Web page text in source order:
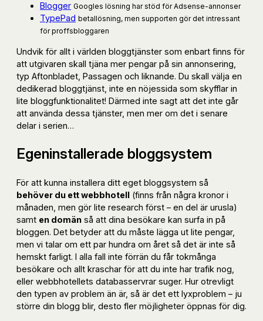
Blogger Googles lösning har stöd för Adsense-annonser
TypePad betallösning, men supporten gör det intressant
för proffsbloggaren
Undvik för allt i världen bloggtjänster som enbart finns för
att utgivaren skall tjäna mer pengar på sin annonsering,
typ Aftonbladet, Passagen och liknande. Du skall välja en
dedikerad bloggtjänst, inte en nöjessida som skyfflar in
lite bloggfunktionalitet! Därmed inte sagt att det inte går
att använda dessa tjänster, men mer om det i senare
delar i serien…
Egeninstallerade bloggsystem
För att kunna installera ditt eget bloggsystem så
behöver du ett webbhotell (finns från några kronor i
månaden, men gör lite research först – en del är urusla)
samt en domän så att dina besökare kan surfa in på
bloggen. Det betyder att du måste lägga ut lite pengar,
men vi talar om ett par hundra om året så det är inte så
hemskt farligt. I alla fall inte förrän du får tokmånga
besökare och allt kraschar för att du inte har trafik nog,
eller webbhotellets databasservrar suger. Hur otrevligt
den typen av problem än är, så är det ett lyxproblem – ju
större din blogg blir, desto fler möjligheter öppnas för dig.